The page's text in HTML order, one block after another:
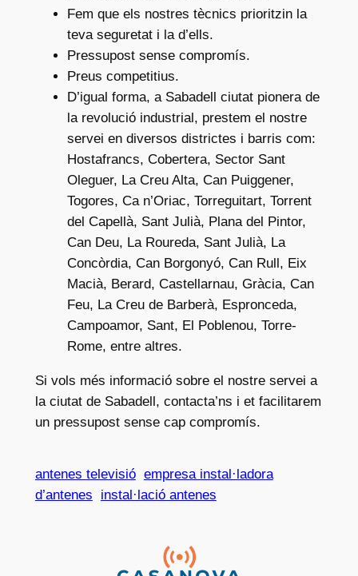
Fem que els nostres tècnics prioritzin la
teva seguretat i la d’ells.
Pressupost sense compromís.
Preus competitius.
D’igual forma, a Sabadell ciutat pionera de
la revolució industrial, prestem el nostre
servei en diversos districtes i barris com:
Hostafrancs, Cobertera, Sector Sant
Oleguer, La Creu Alta, Can Puiggener,
Togores, Ca n’Oriac, Torreguitart, Torrent
del Capellà, Sant Julià, Plana del Pintor,
Can Deu, La Roureda, Sant Julià, La
Concòrdia, Can Borgonyó, Can Rull, Eix
Macià, Berard, Castellarnau, Gràcia, Can
Feu, La Creu de Barberà, Espronceda,
Campoamor, Sant, El Poblenou, Torre-
Rome, entre altres.
Si vols més informació sobre el nostre servei a
la ciutat de Sabadell, contacta’ns i et facilitarem
un pressupost sense cap compromís.
antenes televisió empresa instal·ladora
d’antenes
instal·lació antenes